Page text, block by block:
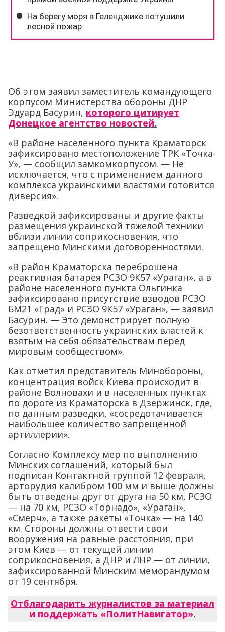
Об этом заявил заместитель командующего
корпусом Министерства обороны ДНР
Эдуард Басурин, которого цитирует
Донецкое агентство новостей.
«В районе населенного пункта Краматорск
зафиксировано местоположение ТРК «Точка-
У», — сообщил замкомкорпусом. — Не
исключается, что с применением данного
комплекса украинскими властями готовится
диверсия».
Разведкой зафиксированы и другие факты
размещения украинской тяжелой техники
вблизи линии соприкосновения, что
запрещено Минскими договоренностями.
«В район Краматорска переброшена
реактивная батарея РСЗО 9К57 «Ураган», а в
районе населенного пункта Ольгинка
зафиксировано присутствие взводов РСЗО
БМ21 «Град» и РСЗО 9К57 «Ураган», — заявил
Басурин. — Это демонстрирует полную
безответственность украинских властей к
взятым на себя обязательствам перед
мировым сообществом».
Как отметил представитель Минобороны,
концентрация войск Киева происходит в
районе Волновахи и в населенных пунктах
по дороге из Краматорска в Дзержинск, где,
по данным разведки, «сосредотачивается
наибольшее количество запрещенной
артиллерии».
Согласно Комплексу мер по выполнению
Минских соглашений, который был
подписан Контактной группой 12 февраля,
арторудия калибром 100 мм и выше должны
быть отведены друг от друга на 50 км, РСЗО
— на 70 км, РСЗО «Торнадо», «Ураган»,
«Смерч», а также ракеты «Точка» — на 140
км. Стороны должны отвести свои
вооружения на равные расстояния, при
этом Киев — от текущей линии
соприкосновения, а ДНР и ЛНР — от линии,
зафиксированной Минским меморандумом
от 19 сентября.
Отблагодарить журналистов за материал
и поддержать «ПолитНавигатор».